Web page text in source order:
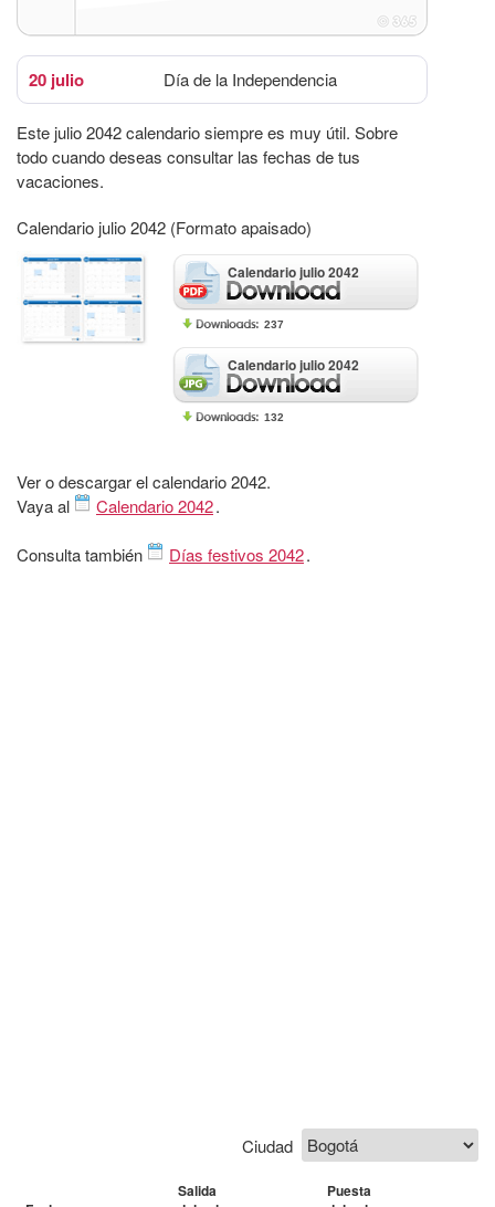
20 julio Día de la Independencia
Este julio 2042 calendario siempre es muy útil. Sobre
todo cuando deseas consultar las fechas de tus
vacaciones.
Calendario julio 2042 (Formato apaisado)
Calendario julio 2042
237
Calendario julio 2042
132
Ver o descargar el calendario 2042.
Vaya al
Calendario 2042.
Consulta también Días festivos 2042.
Ciudad
Salida
Puesta